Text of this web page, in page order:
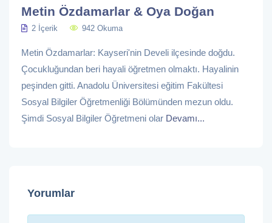
Metin Özdamarlar & Oya Doğan
2 İçerik 942 Okuma
Metin Özdamarlar: Kayseri'nin Develi ilçesinde doğdu.
Çocukluğundan beri hayali öğretmen olmaktı. Hayalinin
peşinden gitti. Anadolu Üniversitesi eğitim Fakültesi
Sosyal Bilgiler Öğretmenliği Bölümünden mezun oldu.
Şimdi Sosyal Bilgiler Öğretmeni olar Devamı...
Yorumlar